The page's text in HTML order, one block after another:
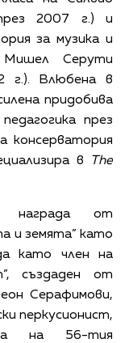
2007 г.) и
за музика и
Серути
г.). Влюбена в
придобива
през
консерватория
в
The
награда от
и земята” като
като член на
създаден от
Серафимови,
перкусионист,
на 56-тия